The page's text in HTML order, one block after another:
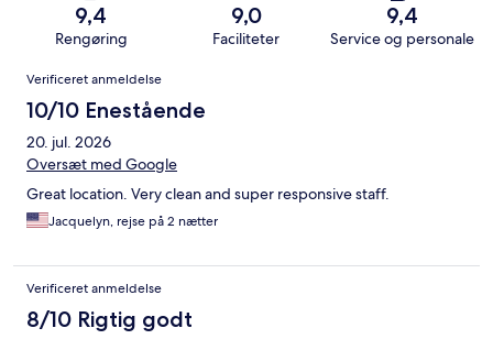
9,4
Rengøring
9,0
Faciliteter
9,4
Service og personale
Anmeldelser
Verificeret anmeldelse
10/10 Enestående
20. jul. 2026
Oversæt med Google
Great location. Very clean and super responsive staff.
Jacquelyn, rejse på 2 nætter
Verificeret anmeldelse
8/10 Rigtig godt